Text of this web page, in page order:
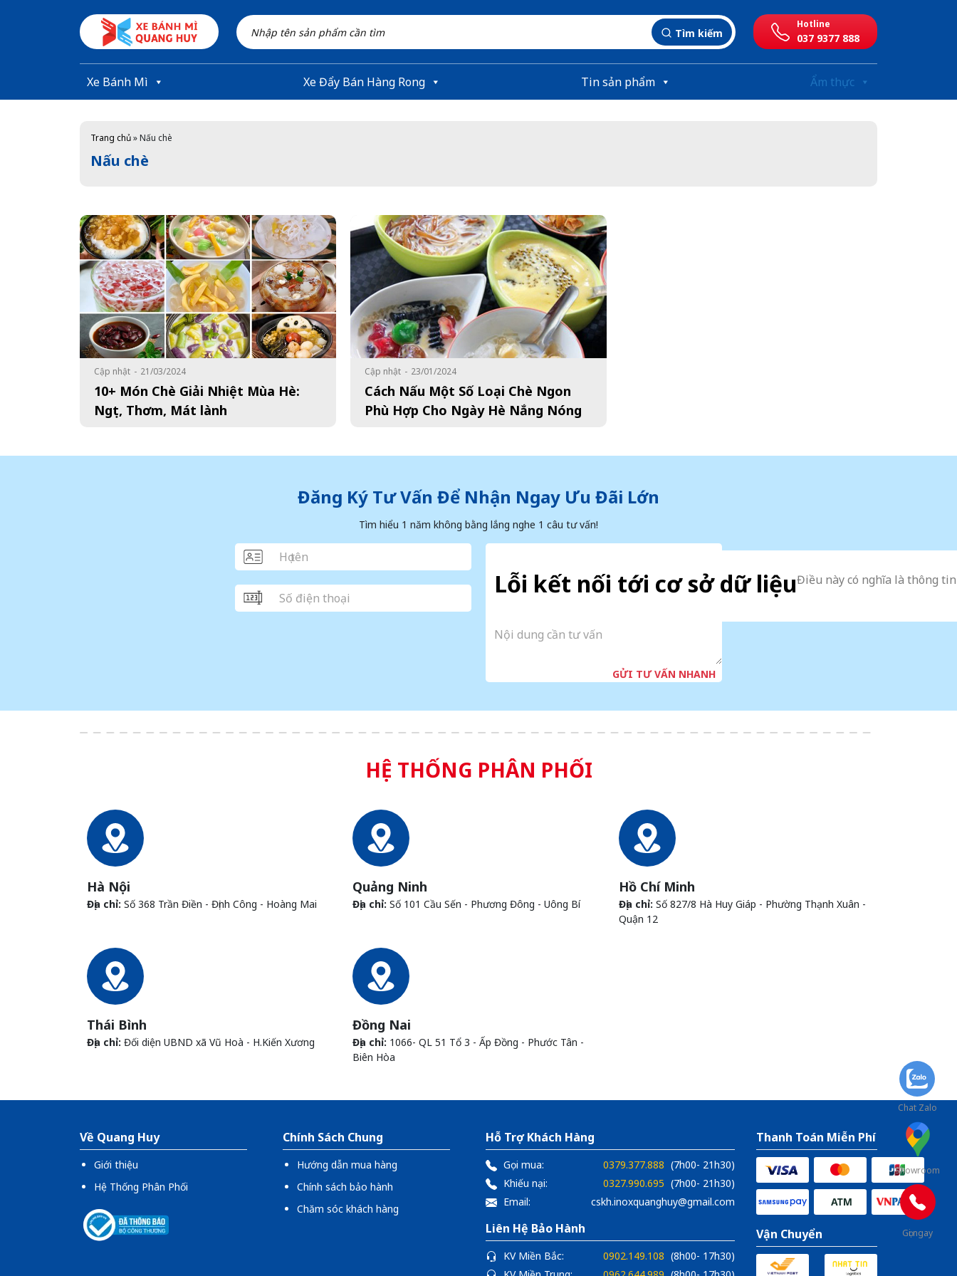
Tìm kiếm
Hotline
037 9377 888
Xe Bánh Mì Xe Đẩy Bán Hàng Rong Tin sản phẩm Ẩm thực
Trang chủ»Nấu chè
Nấu chè
Cập nhật - 21/03/2024
10+ Món Chè Giải Nhiệt Mùa Hè:
Ngọt, Thơm, Mát lành
Cập nhật - 23/01/2024
Cách Nấu Một Số Loại Chè Ngon
Phù Hợp Cho Ngày Hè Nắng Nóng
Đăng Ký Tư Vấn Để Nhận Ngay Ưu Đãi Lớn
Tìm hiểu 1 năm không bằng lắng nghe 1 câu tư vấn!
Lỗi kết nối tới cơ sở dữ liệuĐiều này có nghĩa là thông
GỬI TƯ VẤN NHANH
HỆ THỐNG PHÂN PHỐI
Hà Nội
Địa chỉ: Số 368 Trần Điền - Định Công - Hoàng Mai
Quảng Ninh
Địa chỉ: Số 101 Cầu Sến - Phương Đông - Uông Bí
Hồ Chí Minh
Địa chỉ: Số 827/8 Hà Huy Giáp - Phường Thạnh Xuân -
Quận 12
Thái Bình
Địa chỉ: Đối diện UBND xã Vũ Hoà - H.Kiến Xương
Đồng Nai
Địa chỉ: 1066- QL 51 Tổ 3 - Ấp Đồng - Phước Tân -
Biên Hòa
Về Quang Huy
Giới thiệu
Hệ Thống Phân Phối
Chính Sách Chung
Hướng dẫn mua hàng
Chính sách bảo hành
Chăm sóc khách hàng
Hỗ Trợ Khách Hàng
Gọi mua: 0379.377.888 (7h00- 21h30)
Khiếu nại:
0327.990.695 (7h00- 21h30)
Email:
cskh.inoxquanghuy@gmail.com
Liên Hệ Bảo Hành
KV Miền Bắc: 0902.149.108 (8h00- 17h30)
Thanh Toán Miễn Phí
Vận Chuyển
Chat Zalo
Showroom
Gọi ngay